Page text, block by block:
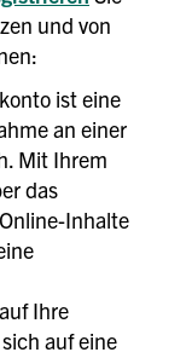
und von
ist eine
an einer
Mit Ihrem
das
Inhalte
Ihre
auf eine